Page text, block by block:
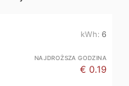
6
€ 0.19